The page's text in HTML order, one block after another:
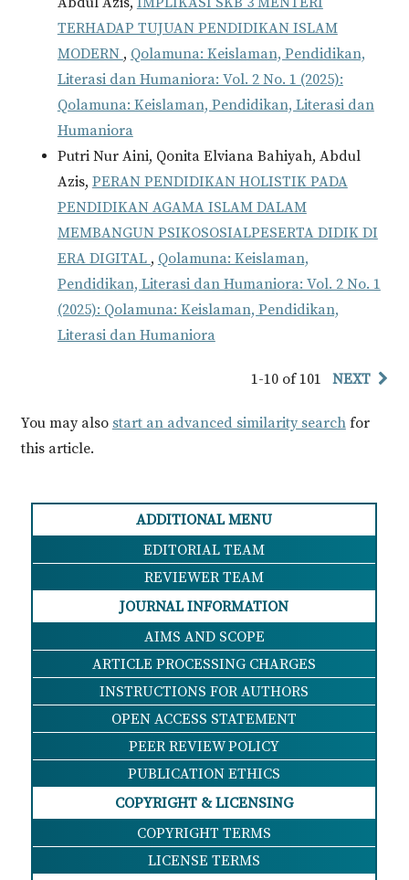
TERHADAP TUJUAN PENDIDIKAN ISLAM
MODERN , Qolamuna: Keislaman, Pendidikan,
Literasi dan Humaniora: Vol. 2 No. 1 (2025):
Qolamuna: Keislaman, Pendidikan, Literasi dan
Humaniora
Putri Nur Aini, Qonita Elviana Bahiyah, Abdul
Azis, PERAN PENDIDIKAN HOLISTIK PADA
PENDIDIKAN AGAMA ISLAM DALAM
MEMBANGUN PSIKOSOSIALPESERTA DIDIK DI
ERA DIGITAL , Qolamuna: Keislaman,
Pendidikan, Literasi dan Humaniora: Vol. 2 No. 1
(2025): Qolamuna: Keislaman, Pendidikan,
Literasi dan Humaniora
1-10 of 101 NEXT
You may also start an advanced similarity searchfor
this article.
ADDITIONAL MENU
EDITORIAL TEAM
REVIEWER TEAM
JOURNAL INFORMATION
AIMS AND SCOPE
ARTICLE PROCESSING CHARGES
INSTRUCTIONS FOR AUTHORS
OPEN ACCESS STATEMENT
PEER REVIEW POLICY
PUBLICATION ETHICS
COPYRIGHT & LICENSING
COPYRIGHT TERMS
LICENSE TERMS